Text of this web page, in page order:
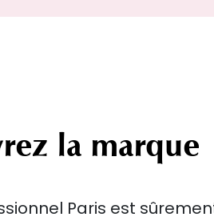
la marque
Paris est